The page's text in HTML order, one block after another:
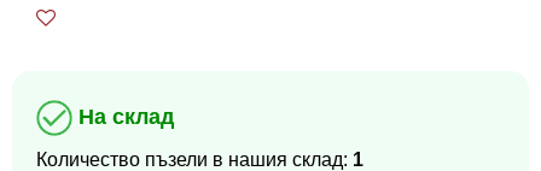
На склад
Количество пъзели в нашия склад: 1